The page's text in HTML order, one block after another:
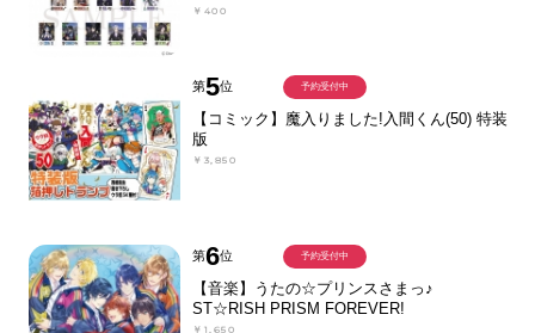
￥400
第5位
【コミック】魔入りました!入間くん(50) 特装
版
￥3,850
予約受付中
第6位
【音楽】うたの☆プリンスさまっ♪
ST☆RISH PRISM FOREVER!
￥1,650
予約受付中